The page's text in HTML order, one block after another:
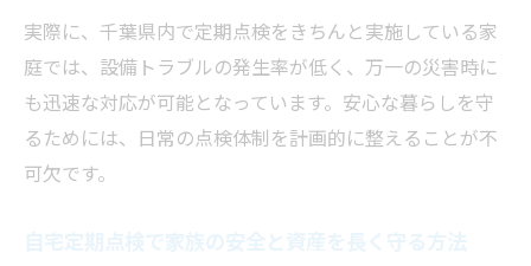
実際に、千葉県内で定期点検をきちんと実施している家
庭では、設備トラブルの発生率が低く、万一の災害時に
も迅速な対応が可能となっています。安心な暮らしを守
るためには、日常の点検体制を計画的に整えることが不
可欠です。